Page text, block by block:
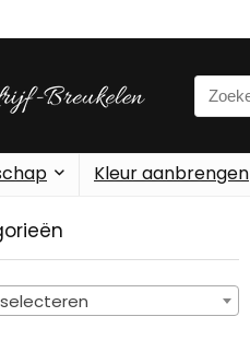
Search
for:
Kleur aanbrengen